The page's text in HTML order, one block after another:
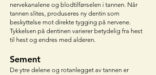
nervekanalene og blodtilførselen i tannen. Når
tannen slites, produseres ny dentin som
beskyttelse mot direkte tygging på nervene.
Tykkelsen på dentinen varierer betydelig fra hest
til hest og endres med alderen.
Sement
De ytre delene og rotanlegget av tannen er